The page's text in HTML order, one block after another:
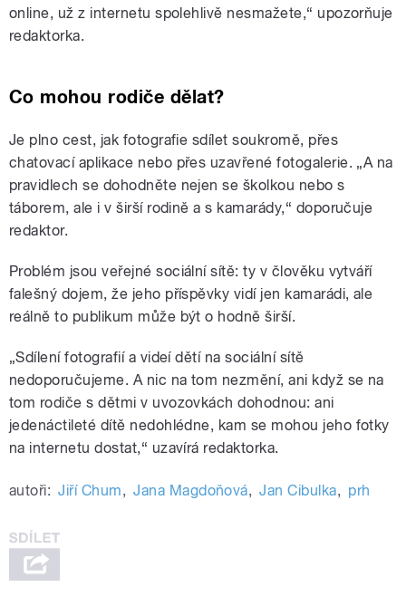
online, už z internetu spolehlivě nesmažete,“ upozorňuje
redaktorka.
Co mohou rodiče dělat?
Je plno cest, jak fotografie sdílet soukromě, přes
chatovací aplikace nebo přes uzavřené fotogalerie. „A na
pravidlech se dohodněte nejen se školkou nebo s
táborem, ale i v širší rodině a s kamarády,“ doporučuje
redaktor.
Problém jsou veřejné sociální sítě: ty v člověku vytváří
falešný dojem, že jeho příspěvky vidí jen kamarádi, ale
reálně to publikum může být o hodně širší.
„Sdílení fotografií a videí dětí na sociální sítě
nedoporučujeme. A nic na tom nezmění, ani když se na
tom rodiče s dětmi v uvozovkách dohodnou: ani
jedenáctileté dítě nedohlédne, kam se mohou jeho fotky
na internetu dostat,“ uzavírá redaktorka.
autoři: Jiří Chum, Jana Magdoňová, Jan Cibulka, prh